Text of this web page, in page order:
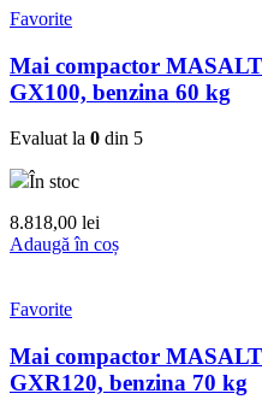
Favorite
Mai compactor
GX100, benzina 60 kg
Evaluat la 0 din 5
În stoc
8.818,00 lei
Adaugă în coș
Favorite
Mai compactor
GXR120, benzina 70 kg